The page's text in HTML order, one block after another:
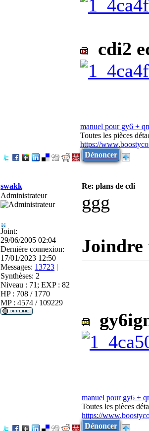
cdi2
manuel pour gy6 +
Toutes les pièces
https://
Dénoncer
swakk
Re: plans de cdi
Administrateur
Joint:
29/06/2005 02:04
Dernière connexion:
17/01/2023 12:50
Messages: 13723 |
Synthèses: 2
Niveau : 71; EXP : 82
HP : 708 / 1770
MP : 4574 / 109229
ggg
manuel pour gy6 +
Toutes les pièces
https://
Dénoncer